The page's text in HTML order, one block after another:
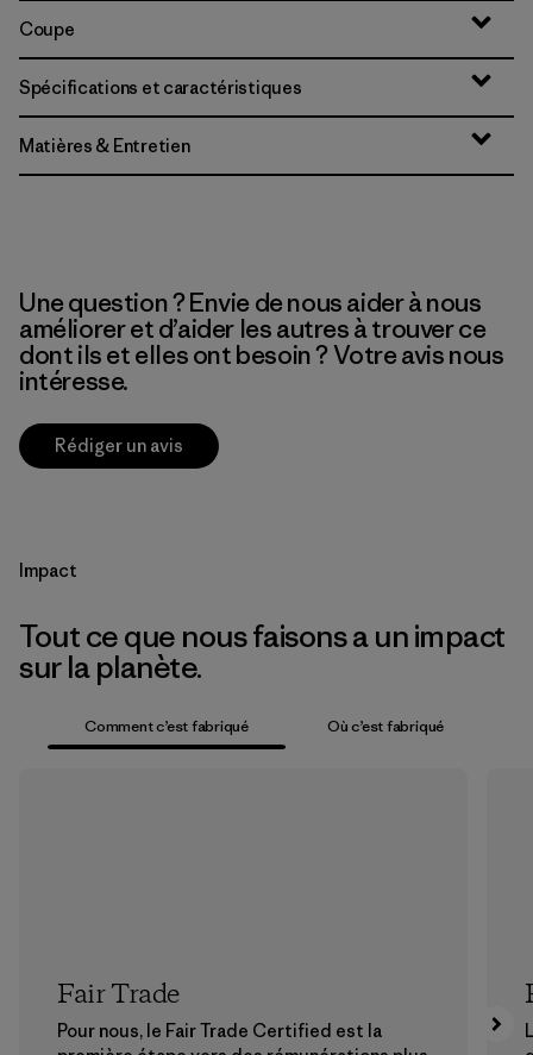
Coupe
Spécifications et caractéristiques
Matières & Entretien
Une question ? Envie de nous aider à nous
améliorer et d’aider les autres à trouver ce
dont ils et elles ont besoin ? Votre avis nous
intéresse.
Rédiger un avis
Impact
Tout ce que nous faisons a un impact
sur la planète.
Comment c’est fabriqué Où c’est fabriqué
Fair Trade
Pour nous, le Fair Trade Certified est la